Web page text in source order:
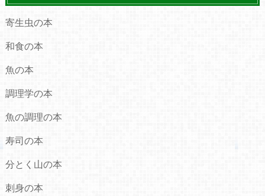
寄生虫の本
和食の本
魚の本
調理学の本
魚の調理の本
寿司の本
分とく山の本
刺身の本